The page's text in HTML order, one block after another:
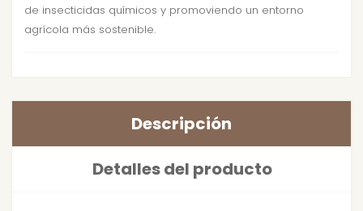
de insecticidas químicos y promoviendo un entorno
agrícola más sostenible.
Descripción
Detalles del producto